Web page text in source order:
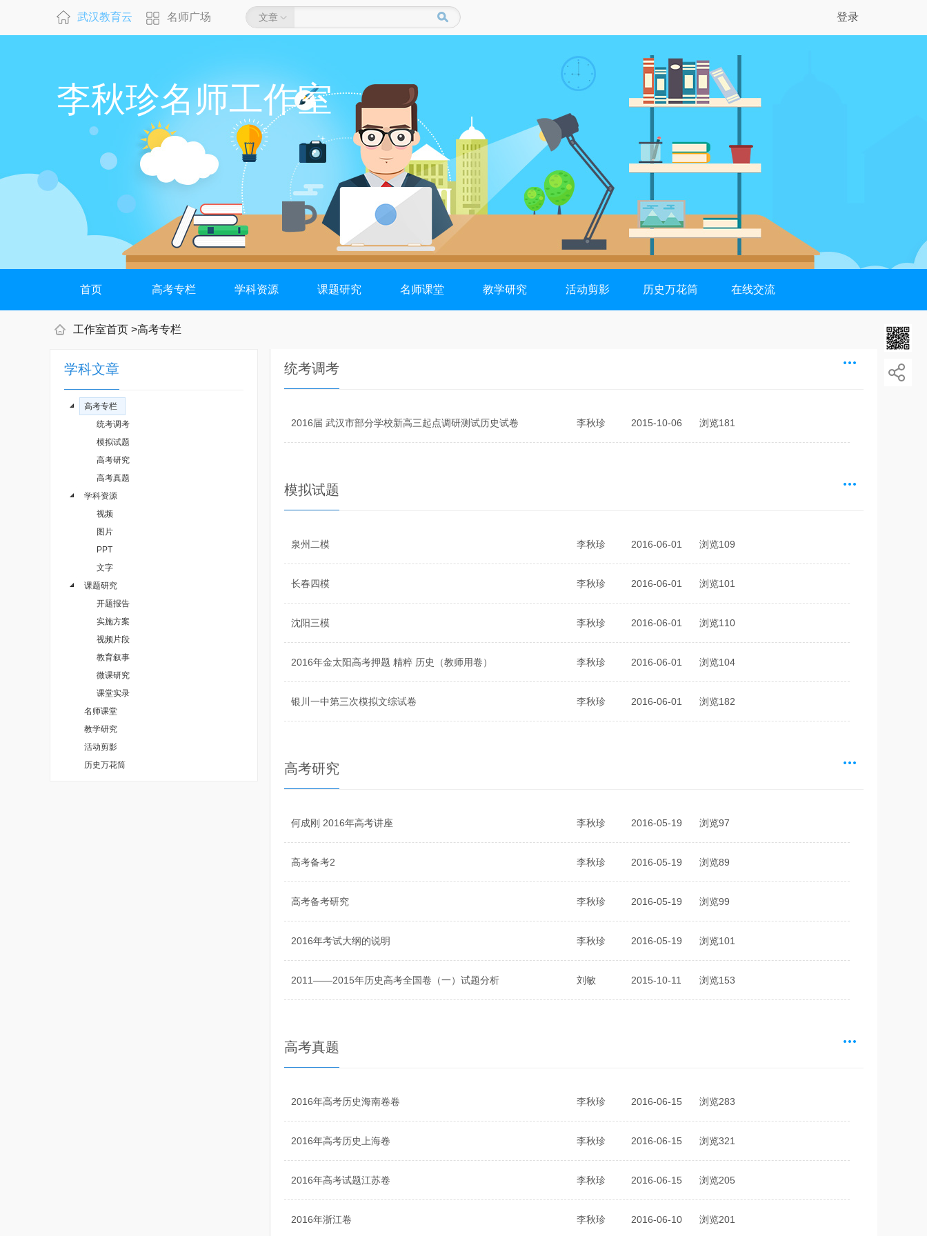
武汉教育云 名师广场 文章 登录
李秋珍名师工作室
首页 高考专栏 学科资源 课题研究 名师课堂 教学研究 活动剪影 历史万花筒 在线交流
工作室首页 >高考专栏
学科文章
高考专栏
统考调考
模拟试题
高考研究
高考真题
学科资源
视频
图片
PPT
文字
课题研究
开题报告
实施方案
视频片段
教育叙事
微课研究
课堂实录
名师课堂
教学研究
活动剪影
历史万花筒
统考调考
2016届 武汉市部分学校新高三起点调研测试历史试卷 李秋珍 2015-10-06 浏览181
模拟试题
泉州二模 李秋珍 2016-06-01 浏览109
长春四模 李秋珍 2016-06-01 浏览101
沈阳三模 李秋珍 2016-06-01 浏览110
2016年金太阳高考押题 精粹 历史（教师用卷） 李秋珍 2016-06-01 浏览104
银川一中第三次模拟文综试卷 李秋珍 2016-06-01 浏览182
高考研究
何成刚 2016年高考讲座 李秋珍 2016-05-19 浏览97
高考备考2 李秋珍 2016-05-19 浏览89
高考备考研究 李秋珍 2016-05-19 浏览99
2016年考试大纲的说明 李秋珍 2016-05-19 浏览101
2011——2015年历史高考全国卷（一）试题分析 刘敏 2015-10-11 浏览153
高考真题
2016年高考历史海南卷卷 李秋珍 2016-06-15 浏览283
2016年高考历史上海卷 李秋珍 2016-06-15 浏览321
2016年高考试题江苏卷 李秋珍 2016-06-15 浏览205
2016年浙江卷 李秋珍 2016-06-10 浏览201